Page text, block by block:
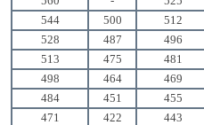
544
500 512
528
487 496
513
475 481
498
464 469
484
451 455
471
422 443